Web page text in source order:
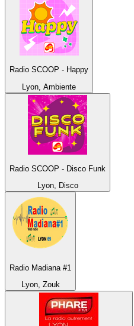
Radio SCOOP - Happy
Lyon, Ambiente
Radio SCOOP - Disco Funk
Lyon, Disco
Radio Madiana #1
Lyon, Zouk